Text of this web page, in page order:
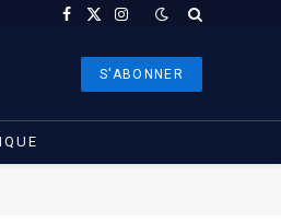
Facebook
X
Instagram
S'ABONNER